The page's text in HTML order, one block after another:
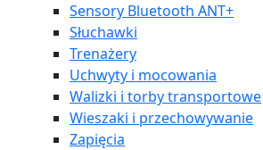
Sensory Bluetooth ANT+
Słuchawki
Trenażery
Uchwyty i mocowania
Walizki i torby transportowe
Wieszaki i przechowywanie
Zapięcia